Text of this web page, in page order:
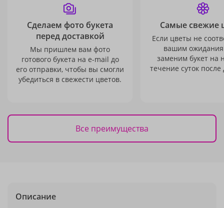
Сделаем фото букета
перед доставкой
Мы пришлем вам фото
готового букета на e-mail до
его отправки, чтобы вы смогли
убедиться в свежести цветов.
Самые свежие
Если цветы не
вашим
заменим букет на
течение суток после
Все преимущества
Описание